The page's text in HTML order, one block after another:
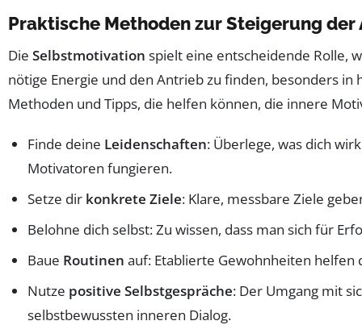
Praktische Methoden zur Steigerung
Die Selbstmotivation spielt eine entscheidende Rolle,
nötige Energie und den Antrieb zu finden, besonders
Methoden und Tipps, die helfen können, die innere
Finde deine Leidenschaften: Überlege, was dich
Motivatoren fungieren.
Setze dir konkrete Ziele: Klare, messbare Ziele
Belohne dich selbst: Zu wissen, dass man sich für
Baue Routinen auf: Etablierte Gewohnheiten helfen
Nutze positive Selbstgespräche: Der Umgang mit
selbstbewussten inneren Dialog.